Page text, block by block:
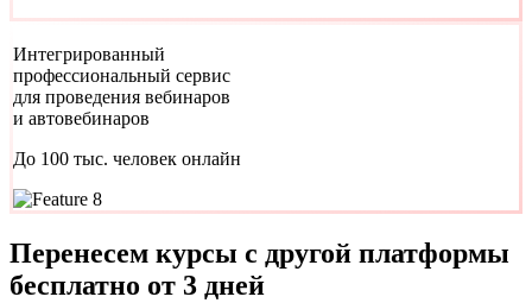
Интегрированный
профессиональный сервис
для проведения вебинаров
и автовебинаров
До 100 тыс. человек онлайн
Перенесем курсы с другой платформы
бесплатно от 3 дней